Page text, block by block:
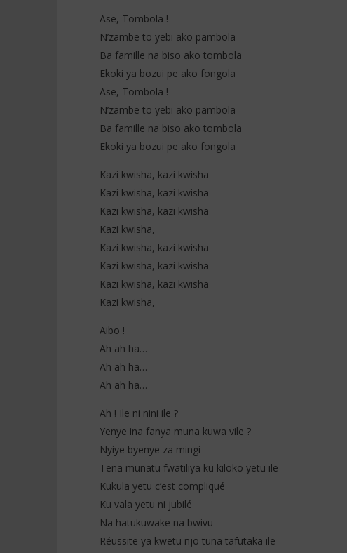
Ase, Tombola !
N’zambe to yebi ako pambola
Ba famille na biso ako tombola
Ekoki ya bozui pe ako fongola
Ase, Tombola !
N’zambe to yebi ako pambola
Ba famille na biso ako tombola
Ekoki ya bozui pe ako fongola
Kazi kwisha, kazi kwisha
Kazi kwisha, kazi kwisha
Kazi kwisha, kazi kwisha
Kazi kwisha,
Kazi kwisha, kazi kwisha
Kazi kwisha, kazi kwisha
Kazi kwisha, kazi kwisha
Kazi kwisha,
Aibo !
Ah ah ha…
Ah ah ha…
Ah ah ha…
Ah ! Ile ni nini ile ?
Yenye ina fanya muna kuwa vile ?
Nyiye byenye za mingi
Tena munatu fwatiliya ku kiloko yetu ile
Kukula yetu c’est compliqué
Ku vala yetu ni jubilé
Na hatukuwake na bwivu
Réussite ya kwetu njo tuna tafutaka ile